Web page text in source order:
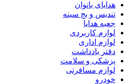
هدایای بانوان
تندیس و بج سینه
جعبه هدایا
لوازم کاربردی
لوازم اداری
دفتر یادداشت
پزشکی و سلامت
لوازم مسافرتی
خودرو